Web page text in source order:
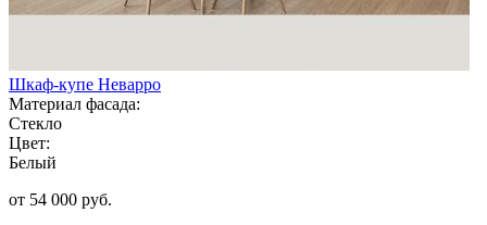
Шкаф-купе Неварро
Материал фасада:
Стекло
Цвет:
Белый
от 54 000 руб.